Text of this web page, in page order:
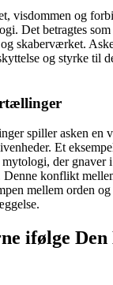
visdommen og
Det betragtes
skaberværket.
og styrke til
spiller asken en
Et
der gnaver
konflikt
mellem orden og
ifølge Den